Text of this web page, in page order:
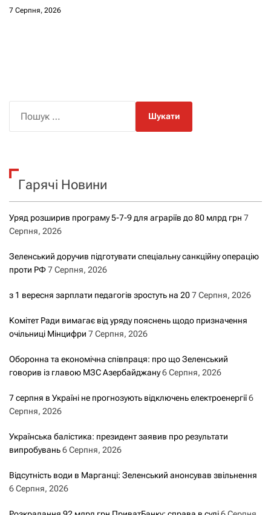
7 Серпня, 2026
к
Гарячі Новини
Уряд розширив програму 5-7-9 для аграріїв до 80 млрд грн 7
Серпня, 2026
Зеленський доручив підготувати спеціальну санкційну операцію
проти РФ7 Серпня, 2026
з 1 вересня зарплати педагогів зростуть на 207 Серпня, 2026
Комітет Ради вимагає від уряду пояснень щодо призначення
очільниці Мінцифри 7 Серпня, 2026
Оборонна та економічна співпраця: про що Зеленський
говорив із главою МЗС Азербайджану6 Серпня, 2026
7 серпня в Україні не прогнозують відключень електроенергії6
Серпня, 2026
Українська балістика: президент заявив про результати
випробувань6 Серпня, 2026
Відсутність води в Марганці: Зеленський анонсував звільнення
6 Серпня, 2026